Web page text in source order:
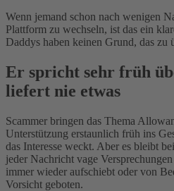
Wenn jemand schon nach wenigen
Plattform zu wechseln, ist das ein
Daddys haben keinen Grund, das zu
Er spricht sehr früh
liefert nie etwas
Scammer bringen das Thema
Unterstützung erstaunlich früh ins
das Interesse weckt. Aber es bleibt
jeder Nachricht vage
immer wieder aufschiebt oder von
Vorsicht geboten.